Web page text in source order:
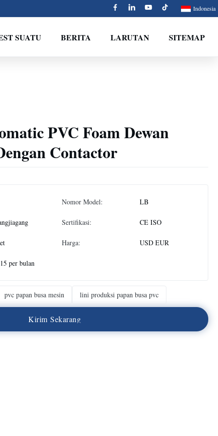
Indonesia
SUATU BERITA LARUTAN SITEMAP
PVC Foam Dewan
Contactor
Nomor Model: LB
Sertifikasi: CE ISO
Harga: USD EUR
per bulan
pvc papan busa mesin lini produksi papan busa pvc
Kirim Sekarang